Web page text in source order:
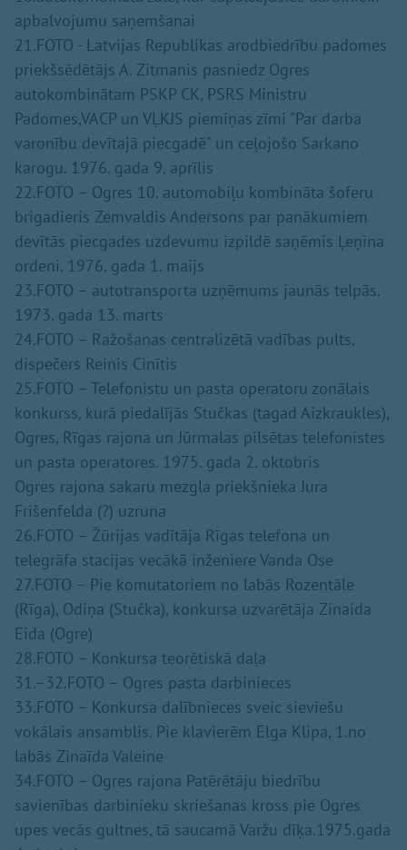
apbalvojumu saņemšanai
21.FOTO - Latvijas Republikas arodbiedrību padomes
priekšsēdētājs A. Zitmanis pasniedz Ogres
autokombinātam PSKP CK, PSRS Ministru
Padomes,VACP un VĻKJS piemiņas zīmi "Par darba
varonību devītajā piecgadē" un ceļojošo Sarkano
karogu. 1976. gada 9. aprīlis
22.FOTO – Ogres 10. automobiļu kombināta šoferu
brigadieris Zemvaldis Andersons par panākumiem
devītās piecgades uzdevumu izpildē saņēmis Ļeņina
ordeni. 1976. gada 1. maijs
23.FOTO – autotransporta uzņēmums jaunās telpās.
1973. gada 13. marts
24.FOTO – Ražošanas centralizētā vadības pults,
dispečers Reinis Cinītis
25.FOTO – Telefonistu un pasta operatoru zonālais
konkurss, kurā piedalījās Stučkas (tagad Aizkraukles),
Ogres, Rīgas rajona un Jūrmalas pilsētas telefonistes
un pasta operatores. 1975. gada 2. oktobris
Ogres rajona sakaru mezgla priekšnieka Jura
Frišenfelda (?) uzruna
26.FOTO – Žūrijas vadītāja Rīgas telefona un
telegrāfa stacijas vecākā inženiere Vanda Ose
27.FOTO – Pie komutatoriem no labās Rozentāle
(Rīga), Odiņa (Stučka), konkursa uzvarētāja Zinaida
Eida (Ogre)
28.FOTO – Konkursa teorētiskā daļa
31.–32.FOTO – Ogres pasta darbinieces
33.FOTO – Konkursa dalībnieces sveic sieviešu
vokālais ansamblis. Pie klavierēm Elga Klipa, 1.no
labās Zinaīda Valeine
34.FOTO – Ogres rajona Patērētāju biedrību
savienības darbinieku skriešanas kross pie Ogres
upes vecās gultnes, tā saucamā Varžu dīķa.1975.gada